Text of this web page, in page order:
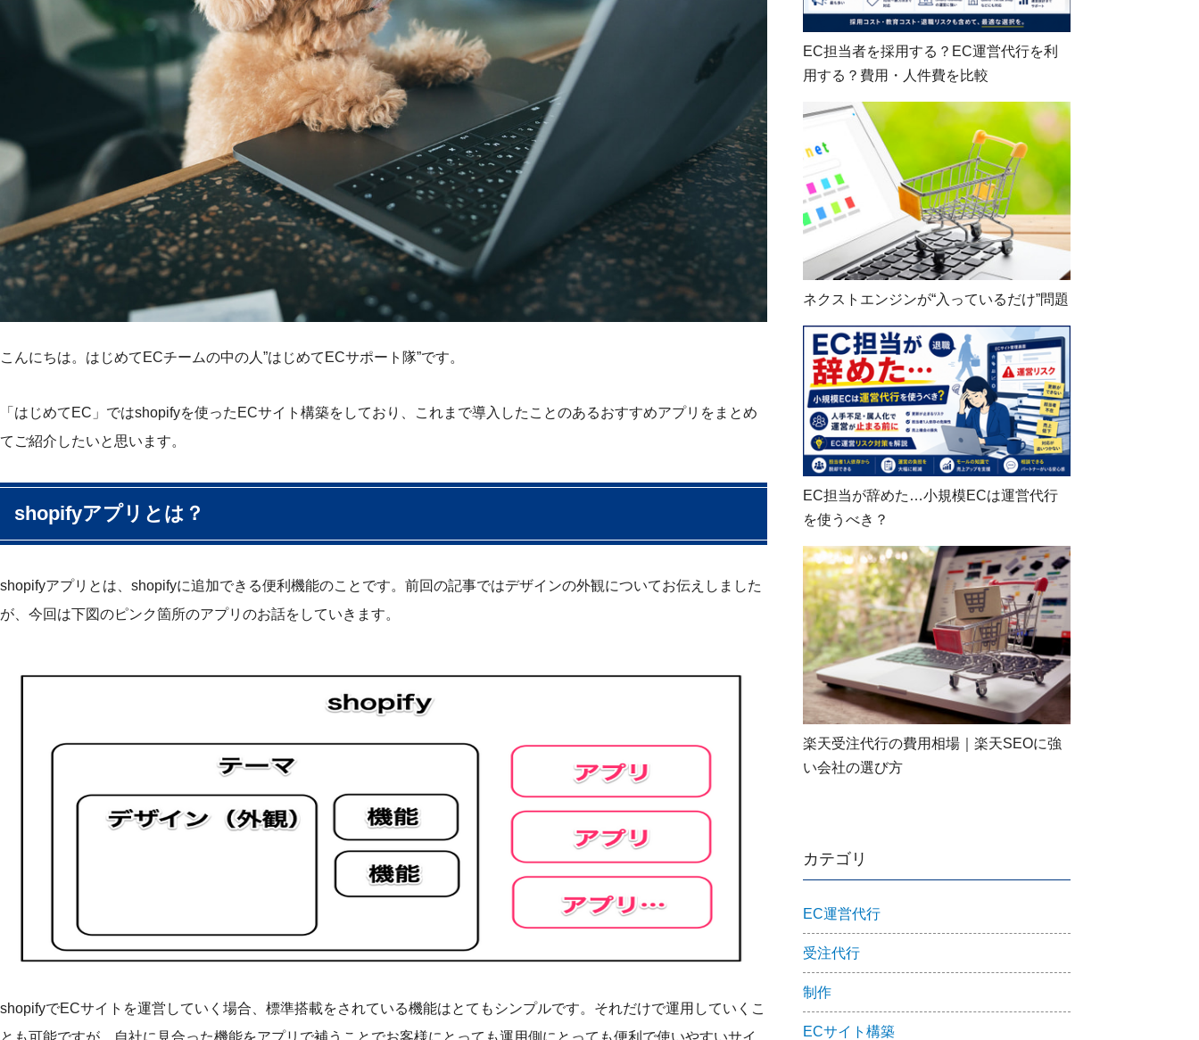
こんにちは。はじめてECチームの中の人”はじめてECサポート隊”です。
「はじめてEC」ではshopifyを使ったECサイト構築をしており、これまで導入したことのあるおすすめアプリをまとめ
てご紹介したいと思います。
shopifyアプリとは？
shopifyアプリとは、shopifyに追加できる便利機能のことです。前回の記事ではデザインの外観についてお伝えしました
が、今回は下図のピンク箇所のアプリのお話をしていきます。
shopifyでECサイトを運営していく場合、標準搭載をされている機能はとてもシンプルです。それだけで運用していくこ
EC担当者を採用する？EC運営代行を利
用する？費用・人件費を比較
ネクストエンジンが“入っているだけ”問題
EC担当が辞めた…小規模ECは運営代行
を使うべき？
楽天受注代行の費用相場｜楽天SEOに強
い会社の選び方
カテゴリ
EC運営代行
受注代行
制作
ECサイト構築